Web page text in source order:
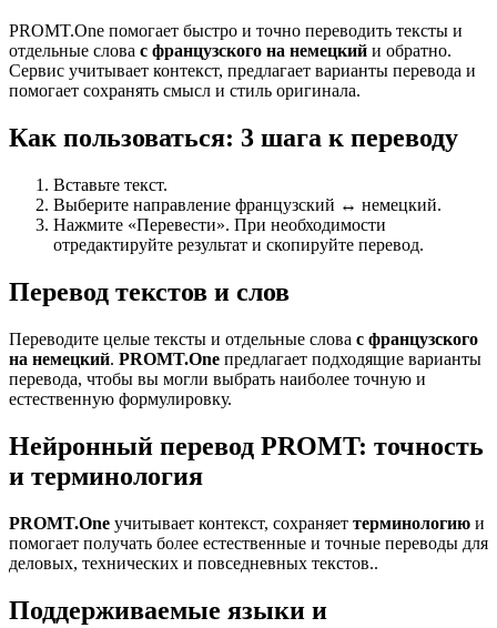
PROMT.One помогает быстро и точно переводить тексты и
отдельные слова с французского на немецкий и обратно.
Сервис учитывает контекст, предлагает варианты перевода и
помогает сохранять смысл и стиль оригинала.
Как пользоваться: 3 шага к переводу
Вставьте текст.
Выберите направление французский ↔ немецкий.
Нажмите «Перевести». При необходимости
отредактируйте результат и скопируйте перевод.
Перевод текстов и слов
Переводите целые тексты и отдельные слова с французского
на немецкий. PROMT.One предлагает подходящие варианты
перевода, чтобы вы могли выбрать наиболее точную и
естественную формулировку.
Нейронный перевод PROMT: точность
и терминология
PROMT.One учитывает контекст, сохраняет терминологию и
помогает получать более естественные и точные переводы для
деловых, технических и повседневных текстов..
Поддерживаемые языки и